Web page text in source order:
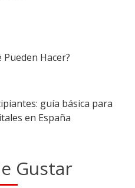
Pueden Hacer?
guía básica para
en España
Gustar